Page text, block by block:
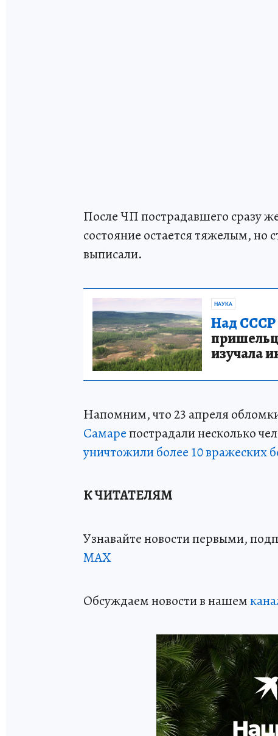
После ЧП пострадавшего сразу
состояние остается тяжелым,
выписали.
НАУКА
Над СССР
изучала
Напомним, что 23 апреля
Самарепострадали несколько
уничтожили более 10 вражеских
К ЧИТАТЕЛЯМ
Узнавайте новости первыми,
МАХ
Обсуждаем новости в нашем